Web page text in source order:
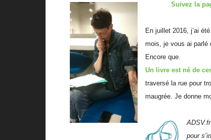
Suivez la
En juillet 2016, j’ai
mois, je vous ai parlé
Encore que.
Un livre est né de
traversé la rue pour
maugrée. Je donne
pour